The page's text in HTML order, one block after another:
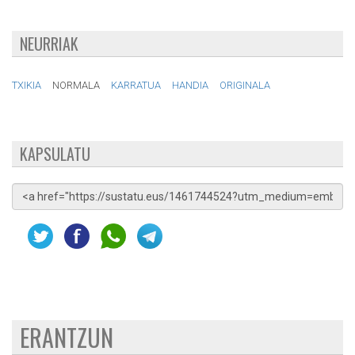
NEURRIAK
TXIKIA NORMALA KARRATUA HANDIA ORIGINALA
KAPSULATU
ERANTZUN